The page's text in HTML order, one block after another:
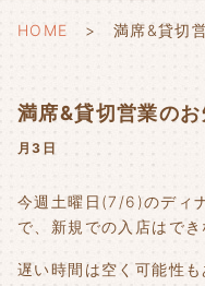
HOME 満席&貸切
満席&貸切営業の
月3日
今週土曜日(7/6)のディ
で、新規での入店はでき
遅い時間は空く可能性